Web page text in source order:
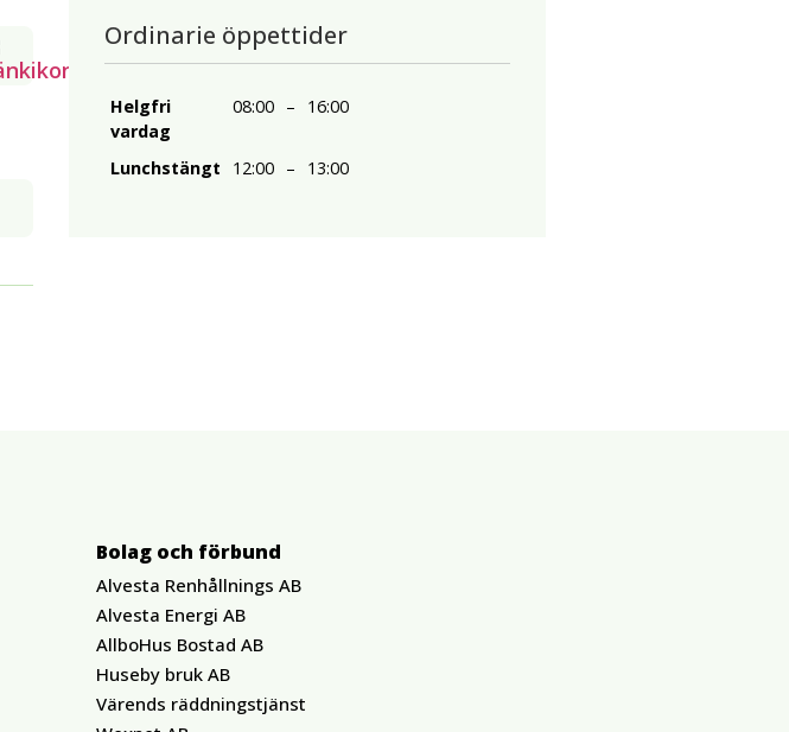
Ordinarie öppettider
Helgfri
vardag
08:00 – 16:00
Lunchstängt 12:00 – 13:00
Bolag och förbund
Alvesta Renhållnings AB
Alvesta Energi AB
AllboHus Bostad AB
Huseby bruk AB
Värends räddningstjänst